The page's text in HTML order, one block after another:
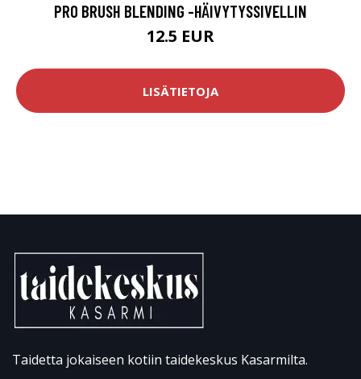
PRO BRUSH BLENDING -HÄIVYTYSSIVELLIN
12.5 EUR
LISÄTIETOJA
Taidetta jokaiseen kotiin taidekeskus Kasarmilta.